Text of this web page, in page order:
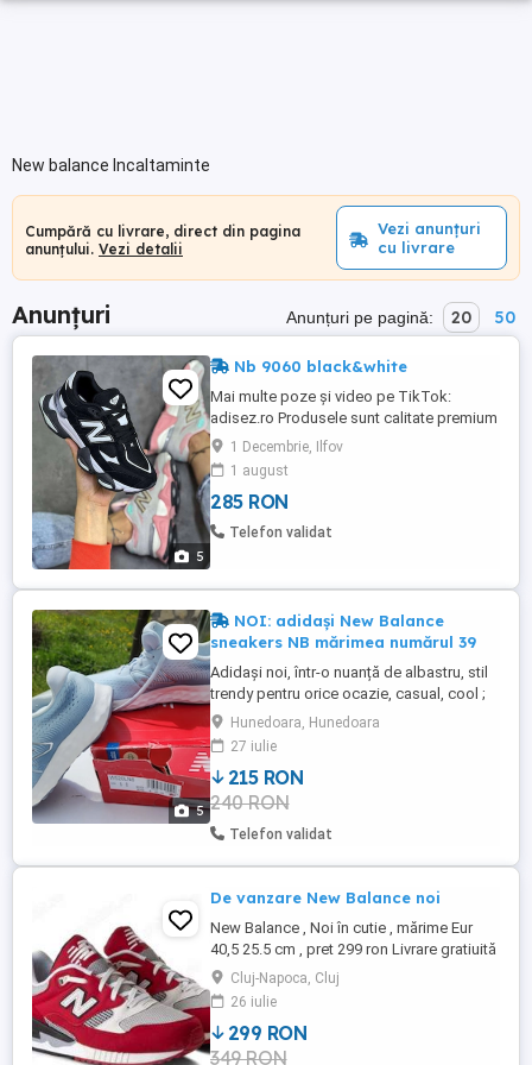
New balance Incaltaminte
Cumpără cu livrare, direct din pagina
anunțului. Vezi detalii
Vezi anunțuri
cu livrare
Anunțuri Anunțuri pe pagină: 20 50
5
Nb 9060 black&white
Mai multe poze și video pe TikTok:
adisez.ro Produsele sunt calitate premium
MODEL UNISEX Marimi: : 40 | 41 | 42 | 43 |
44 New Balance 9060 Black&White , livrare
imediata din stoc! Caracteristici Culoare:
negru, alb Imprimeu: uni Stil: pastel,
casual Material: material sintetic ...
1 Decembrie, Ilfov
1 august
285 RON
Telefon validat
5
NOI: adidași New Balance
sneakers NB mărimea numărul 39
Adidași noi, într-o nuanță de albastru, stil
trendy pentru orice ocazie, casual, cool ;
femei damă bărbați unisex
Hunedoara, Hunedoara
27 iulie
215 RON
240 RON
Telefon validat
De vanzare New Balance noi
New Balance , Noi în cutie , mărime Eur
40,5 25.5 cm , pret 299 ron Livrare gratiuită
in Cluj Napoca Plata anticipata in cont plus
transportul ptr. alte localități
Cluj-Napoca, Cluj
26 iulie
299 RON
349 RON